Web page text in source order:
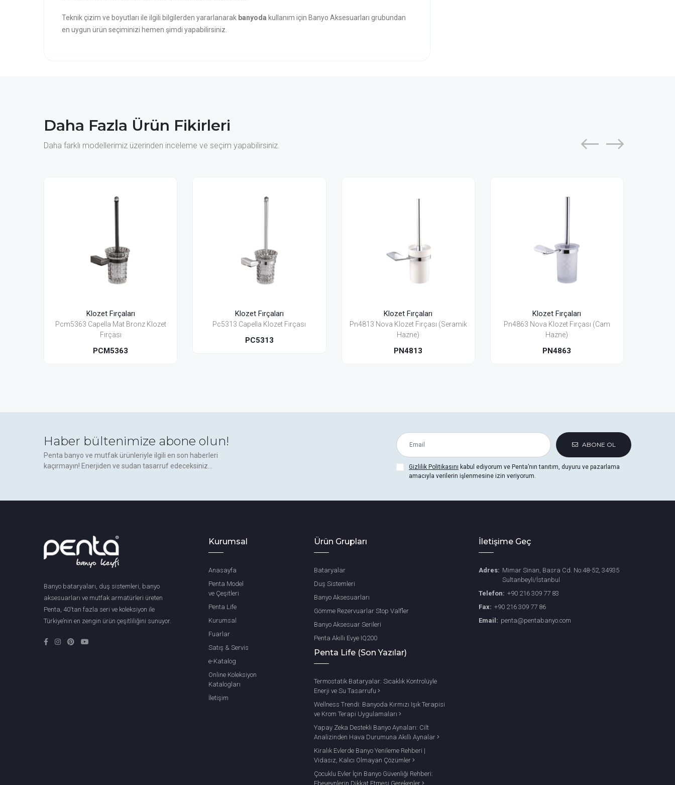
Teknik çizim ve boyutları ile ilgili bilgilerden yararlanarak banyoda kullanım için Banyo Aksesuarları grubundan
en uygun ürün seçiminizi hemen şimdi yapabilirsiniz.
Daha Fazla Ürün Fikirleri
Daha farklı modellerimiz üzerinden inceleme ve seçim yapabilirsiniz.
Mat Bronz Klozet
Klozet Fırçaları
Pc5313 Capella Klozet Fırçası
Klozet Fırçaları
Pn4813 Nova Klozet Fırçası (Seramik
Klozet Fırçaları
Pn4863 Nova Klozet Fırçası (Cam
Klozet Fırçaları
Pnm4883 Nova Black Klozet Fırçası
Haber bültenimize abone olun!
Penta banyo ve mutfak ürünleriyle ilgili en son haberleri
kaçırmayın! Enerjiden ve sudan tasarruf edeceksiniz...
ABONE OL
Gizlilik Politikasını kabul ediyorum ve Penta’nın tanıtım, duyuru ve pazarlama
amacıyla verilerin işlenmesine izin veriyorum.
Banyo bataryaları, duş sistemleri, banyo
aksesuarları ve mutfak armatürleri üreten
Penta, 40'tan fazla seri ve koleksiyon ile
Türkiye’nin en zengin ürün çeşitliliğini sunuyor.
Kurumsal
Anasayfa
Penta Model
ve Çeşitleri
Penta Life
Kurumsal
Fuarlar
Satış & Servis
e-Katalog
Online Koleksiyon
Katalogları
İletişim
Ürün Grupları
Bataryalar
Duş Sistemleri
Banyo Aksesuarları
Gömme Rezervuarlar Stop Valfler
Banyo Aksesuar Serileri
Penta Akıllı Evye IQ200
Penta Life (Son Yazılar)
Termostatik Bataryalar: Sıcaklık Kontrolüyle
Enerji ve Su Tasarrufu
Wellness Trendi: Banyoda Kırmızı Işık Terapisi
ve Krom Terapi Uygulamaları
Yapay Zeka Destekli Banyo Aynaları: Cilt
Analizinden Hava Durumuna Akıllı Aynalar
Kiralık Evlerde Banyo Yenileme Rehberi |
Vidasız, Kalıcı Olmayan Çözümler
Çocuklu Evler İçin Banyo Güvenliği Rehberi:
Ebeveynlerin Dikkat Etmesi Gerekenler
İletişime Geç
Adres: Mimar Sinan, Basra Cd. No:48-52, 34935
Sultanbeyli/İstanbul
Telefon: +90 216 309 77 83
Fax: +90 216 309 77 86
Email: penta@pentabanyo.com